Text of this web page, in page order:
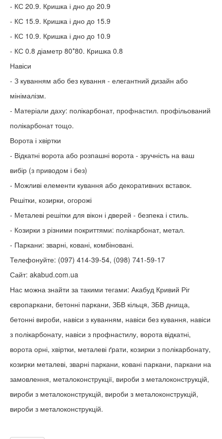
- КС 20.9. Кришка і дно до 20.9
- КС 15.9. Кришка і дно до 15.9
- КС 10.9. Кришка і дно до 10.9
- КС 0.8 діаметр 80*80. Кришка 0.8
Навіси
- З куванням або без кування - елегантний дизайн або
мінімалізм.
- Матеріали даху: полікарбонат, профнастил. профільований
полікарбонат тощо.
Ворота і хвіртки
- Відкатні ворота або розпашні ворота - зручність на ваш
вибір (з приводом і без)
- Можливі елементи кування або декоративних вставок.
Решітки, козирки, огорожі
- Металеві решітки для вікон і дверей - безпека і стиль.
- Козирки з різними покриттями: полікарбонат, метал.
- Паркани: зварні, ковані, комбіновані.
Телефонуйте: (097) 414-39-54, (098) 741-59-17
Сайт: akabud.com.ua
Нас можна знайти за такими тегами: Акабуд Кривий Ріг
європаркани, бетонні паркани, ЗБВ кільця, ЗБВ днища,
бетонні вироби, навіси з куванням, навіси без кування, навіси
з полікарбонату, навіси з профнастилу, ворота відкатні,
ворота орні, хвіртки, металеві ґрати, козирки з полікарбонату,
козирки металеві, зварні паркани, ковані паркани, паркани на
замовлення, металоконструкції, вироби з металоконструкцій,
вироби з металоконструкцій, вироби з металоконструкцій,
вироби з металоконструкцій.